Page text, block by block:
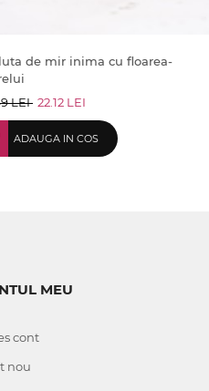
de mir inima cu floarea-
LEI 22.12 LEI
ADAUGA IN COS
MEU
cont
nou